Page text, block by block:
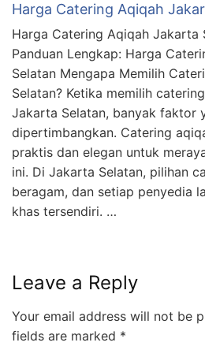
Harga Catering Aqiqah
Harga Catering Aqiqah Jakarta
Panduan Lengkap: Harga
Selatan Mengapa Memilih
Selatan? Ketika memilih
Jakarta Selatan, banyak faktor
dipertimbangkan. Catering
praktis dan elegan untuk
ini. Di Jakarta Selatan, pilihan
beragam, dan setiap penyedia
khas tersendiri. …
Leave a Reply
Your email address will not be
fields are marked *